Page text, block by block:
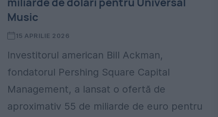
Music
15 APRILIE 2026
Investitorul american Bill Ackman,
fondatorul Pershing Square Capital
Management, a lansat o ofertă de
aproximativ 55 de miliarde de euro pentru